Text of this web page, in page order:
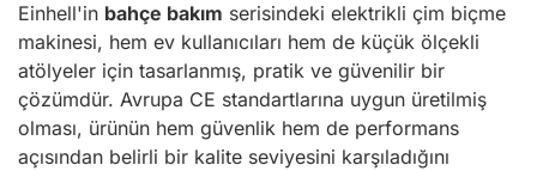
Einhell'in bahçe bakım serisindeki elektrikli çim biçme
makinesi, hem ev kullanıcıları hem de küçük ölçekli
atölyeler için tasarlanmış, pratik ve güvenilir bir
çözümdür. Avrupa CE standartlarına uygun üretilmiş
olması, ürünün hem güvenlik hem de performans
açısından belirli bir kalite seviyesini karşıladığını